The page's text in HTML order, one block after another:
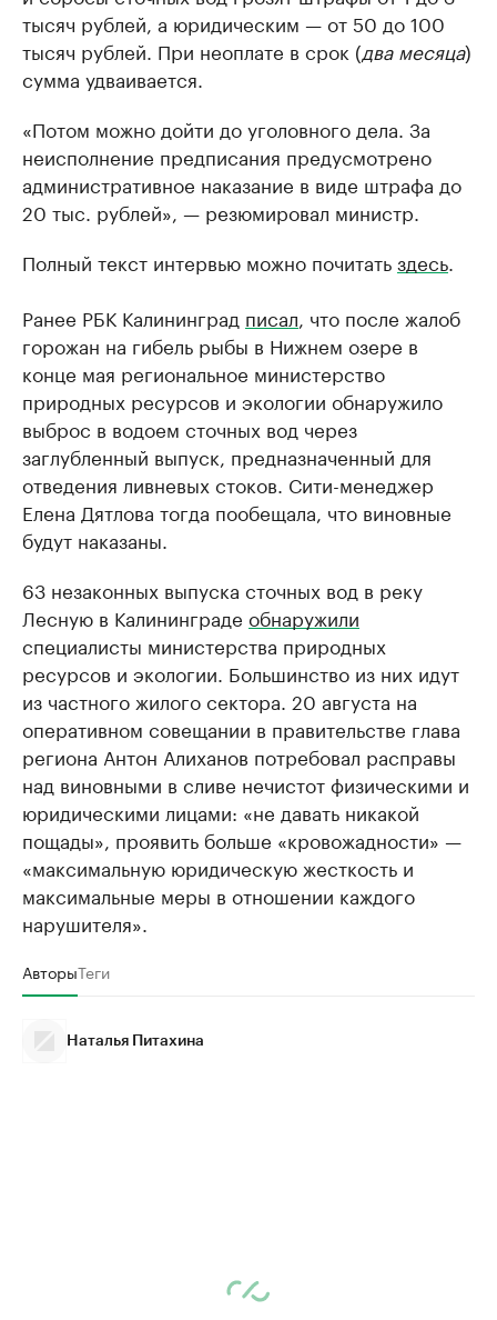
тысяч рублей, а юридическим — от 50 до 100
тысяч рублей. При неоплате в срок (два месяца)
сумма удваивается.
«Потом можно дойти до уголовного дела. За
неисполнение предписания предусмотрено
административное наказание в виде штрафа до
20 тыс. рублей», — резюмировал министр.
Полный текст интервью можно почитатьздесь
Ранее РБК Калининград писал , что после жалоб
горожан на гибель рыбы в Нижнем озере в
конце мая региональное министерство
природных ресурсов и экологии обнаружило
выброс в водоем сточных вод через
заглубленный выпуск, предназначенный для
отведения ливневых стоков. Сити-менеджер
Елена Дятлова тогда пообещала, что виновные
будут наказаны.
63 незаконных выпуска сточных вод в реку
Лесную в Калининграде обнаружили
специалисты министерства природных
ресурсов и экологии. Большинство из них идут
из частного жилого сектора. 20 августа на
оперативном совещании в правительстве глава
региона Антон Алиханов потребовал расправы
над виновными в сливе нечистот физическими и
юридическими лицами: «не давать никакой
пощады», проявить больше «кровожадности» —
«максимальную юридическую жесткость и
максимальные меры в отношении каждого
нарушителя».
АвторыТеги
Наталья Питахина